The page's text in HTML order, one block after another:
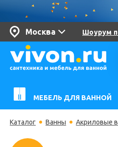
Москва Шоурум
МЕБЕЛЬ ДЛЯ ВАННОЙ
Каталог Ванны Акриловые